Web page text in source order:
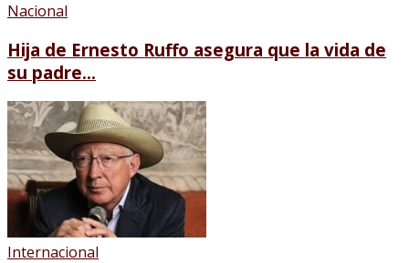
Nacional
Hija de Ernesto Ruffo asegura que la vida de
su padre...
Internacional